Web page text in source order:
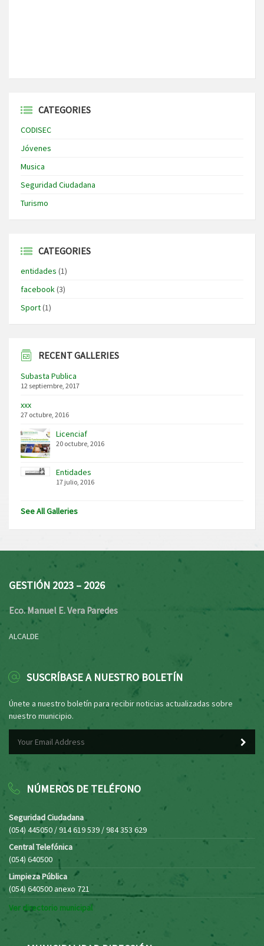
CATEGORIES
CODISEC
Jóvenes
Musica
Seguridad Ciudadana
Turismo
CATEGORIES
entidades (1)
facebook(3)
Sport(1)
RECENT GALLERIES
Subasta Publica
12 septiembre, 2017
xxx
27 octubre, 2016
Licenciaf
20 octubre, 2016
Entidades
17 julio, 2016
See All Galleries
GESTIÓN 2023 – 2026
Eco. Manuel E. Vera Paredes
ALCALDE
SUSCRÍBASE A NUESTRO BOLETÍN
Únete a nuestro boletín para recibir noticias actualizadas sobre
nuestro municipio.
NÚMEROS DE TELÉFONO
Seguridad Ciudadana
(054) 445050 / 914 619 539 / 984 353 629
Central Telefónica
(054) 640500
Limpieza Pública
(054) 640500 anexo 721
Ver directorio municipal